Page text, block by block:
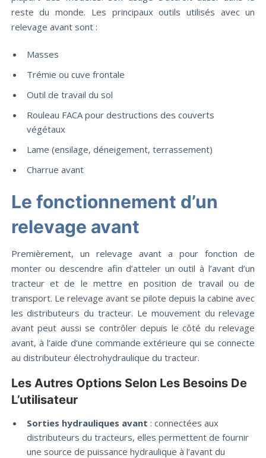
reste du monde. Les principaux outils utilisés avec un
relevage avant sont :
Masses
Trémie ou cuve frontale
Outil de travail du sol
Rouleau FACA pour destructions des couverts
végétaux
Lame (ensilage, déneigement, terrassement)
Charrue avant
Le fonctionnement d’un
relevage avant
Premièrement, un relevage avant a pour fonction de
monter ou descendre afin d’atteler un outil à l’avant d’un
tracteur et de le mettre en position de travail ou de
transport. Le relevage avant se pilote depuis la cabine avec
les distributeurs du tracteur. Le mouvement du relevage
avant peut aussi se contrôler depuis le côté du relevage
avant, à l’aide d’une commande extérieure qui se connecte
au distributeur électrohydraulique du tracteur.
Les Autres Options Selon Les Besoins De
L’utilisateur
Sorties hydrauliques avant : connectées aux
distributeurs du tracteurs, elles permettent de fournir
une source de puissance hydraulique à l’avant du